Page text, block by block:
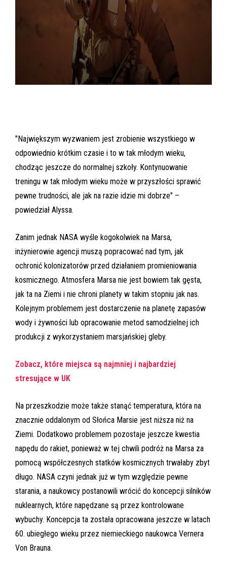
"Największym wyzwaniem jest zrobienie wszystkiego w
odpowiednio krótkim czasie i to w tak młodym wieku,
chodząc jeszcze do normalnej szkoły. Kontynuowanie
treningu w tak młodym wieku może w przyszłości sprawić
pewne trudności, ale jak na razie idzie mi dobrze" –
powiedział Alyssa.
Zanim jednak NASA wyśle kogokolwiek na Marsa,
inżynierowie agencji muszą popracować nad tym, jak
ochronić kolonizatorów przed działaniem promieniowania
kosmicznego. Atmosfera Marsa nie jest bowiem tak gęsta,
jak ta na Ziemi i nie chroni planety w takim stopniu jak nas.
Kolejnym problemem jest dostarczenie na planetę zapasów
wody i żywności lub opracowanie metod samodzielnej ich
produkcji z wykorzystaniem marsjańskiej gleby.
Zobacz, które miejsca są najmniej i najbardziej
stresujące w UK
Na przeszkodzie może także stanąć temperatura, która na
znacznie oddalonym od Słońca Marsie jest niższa niż na
Ziemi. Dodatkowo problemem pozostaje jeszcze kwestia
napędu do rakiet, ponieważ w tej chwili podróż na Marsa za
pomocą współczesnych statków kosmicznych trwałaby zbyt
długo. NASA czyni jednak już w tym względzie pewne
starania, a naukowcy postanowili wrócić do koncepcji silników
nuklearnych, które napędzane są przez kontrolowane
wybuchy. Koncepcja ta została opracowana jeszcze w latach
60. ubiegłego wieku przez niemieckiego naukowca Vernera
Von Brauna.